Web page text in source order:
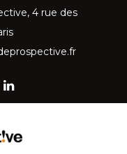
4 rue des